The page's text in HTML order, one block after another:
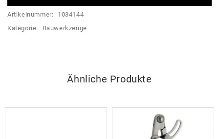
Artikelnummer:
1034144
Kategorie:
Bauwerkzeuge
Ähnliche Produkte